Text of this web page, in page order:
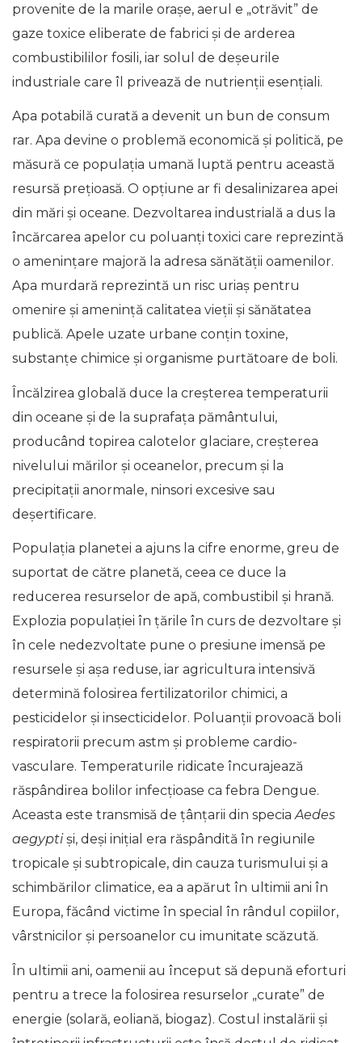
provenite de la marile orașe, aerul e „otrăvit” de
gaze toxice eliberate de fabrici și de arderea
combustibililor fosili, iar solul de deșeurile
industriale care îl privează de nutrienții esențiali.
Apa potabilă curată a devenit un bun de consum
rar. Apa devine o problemă economică și politică, pe
măsură ce populația umană luptă pentru această
resursă prețioasă. O opțiune ar fi desalinizarea apei
din mări și oceane. Dezvoltarea industrială a dus la
încărcarea apelor cu poluanți toxici care reprezintă
o amenințare majoră la adresa sănătății oamenilor.
Apa murdară reprezintă un risc uriaș pentru
omenire și amenință calitatea vieții și sănătatea
publică. Apele uzate urbane conțin toxine,
substanțe chimice și organisme purtătoare de boli.
Încălzirea globală duce la creșterea temperaturii
din oceane și de la suprafața pământului,
producând topirea calotelor glaciare, creșterea
nivelului mărilor și oceanelor, precum și la
precipitații anormale, ninsori excesive sau
deșertificare.
Populația planetei a ajuns la cifre enorme, greu de
suportat de către planetă, ceea ce duce la
reducerea resurselor de apă, combustibil și hrană.
Explozia populației în țările în curs de dezvoltare și
în cele nedezvoltate pune o presiune imensă pe
resursele și așa reduse, iar agricultura intensivă
determină folosirea fertilizatorilor chimici, a
pesticidelor și insecticidelor. Poluanții provoacă boli
respiratorii precum astm și probleme cardio-
vasculare. Temperaturile ridicate încurajează
răspândirea bolilor infecțioase ca febra Dengue.
Aceasta este transmisă de țânțarii din speciaAedes
aegyptiși, deși inițial era răspândită în regiunile
tropicale și subtropicale, din cauza turismului și a
schimbărilor climatice, ea a apărut în ultimii ani în
Europa, făcând victime în special în rândul copiilor,
vârstnicilor și persoanelor cu imunitate scăzută.
În ultimii ani, oamenii au început să depună eforturi
pentru a trece la folosirea resurselor „curate” de
energie (solară, eoliană, biogaz). Costul instalării și